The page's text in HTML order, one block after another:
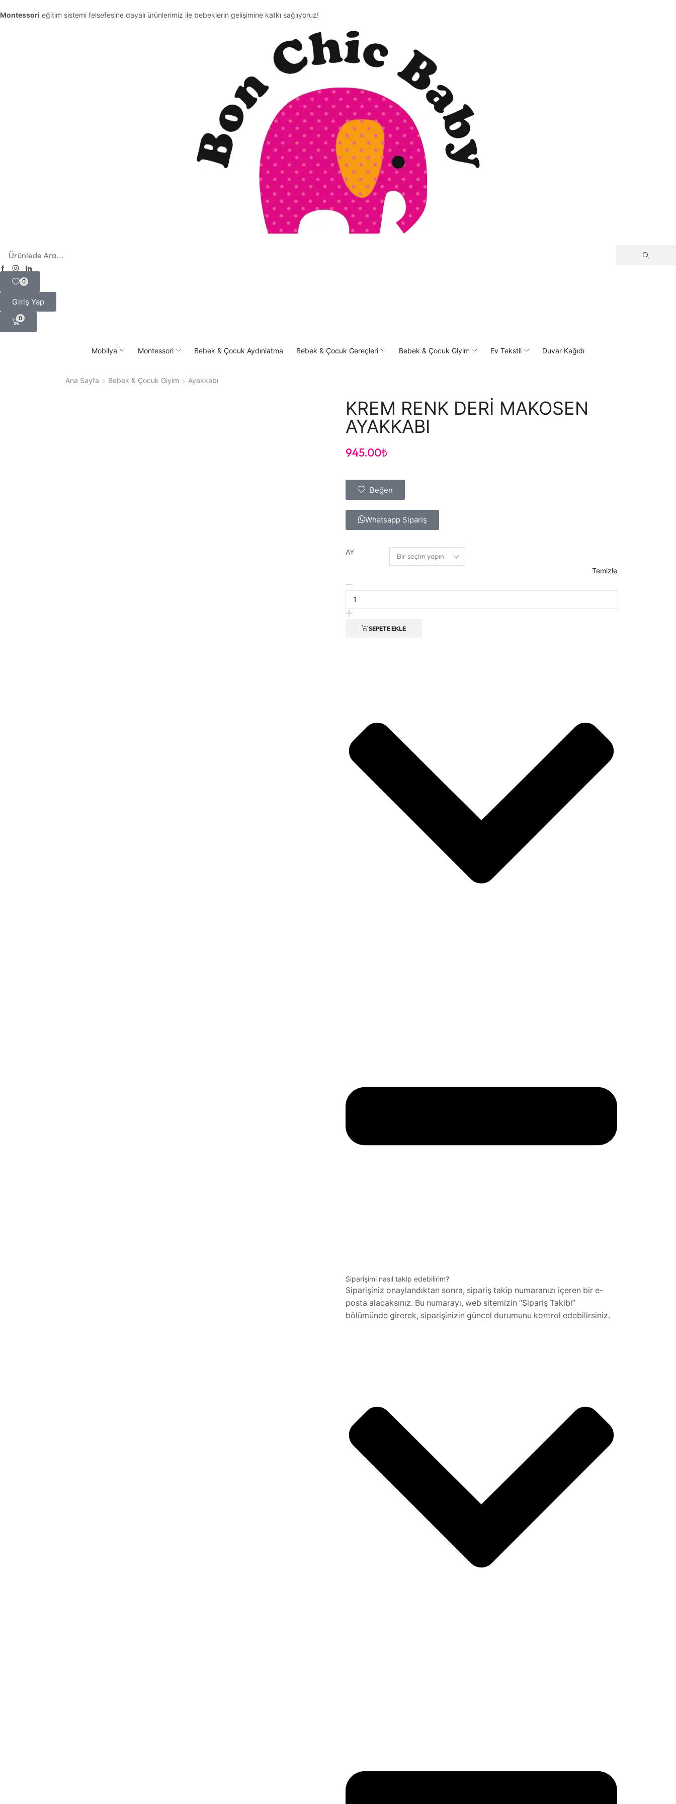
Montessori eğitim sistemi felsefesine dayalı ürünlerimiz ile bebeklerin gelişimine katkı sağlıyoruz!
0
Giriş Yap
0
Mobilya Montessori Bebek & Çocuk Aydınlatma Bebek & Çocuk Gereçleri Bebek & Çocuk Giyim Ev Tekstil Duvar Kağıdı
Ana Sayfa Bebek & Çocuk Giyim Ayakkabı
KREM RENK DERİ MAKOSEN
AYAKKABI
945.00₺
Beğen
Whatsapp Sipariş
AY
Temizle
SEPETE EKLE
Siparişimi nasıl takip edebilirim?
Siparişiniz onaylandıktan sonra, sipariş takip numaranızı içeren bir e-
posta alacaksınız. Bu numarayı, web sitemizin “Sipariş Takibi”
bölümünde girerek, siparişinizin güncel durumunu kontrol edebilirsiniz.